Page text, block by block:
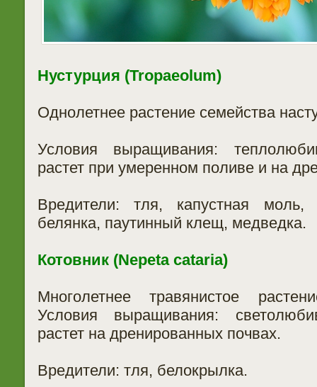
Нустурция (Tropaeolum)
Однолетнее растение семейства
Условия выращивания:
растет при умеренном поливе и на
Вредители: тля, капустная моль,
белянка, паутинный клещ, медведка.
Котовник (Nepeta cataria)
Многолетнее травянистое
Условия выращивания:
растет на дренированных почвах.
Вредители: тля, белокрылка.